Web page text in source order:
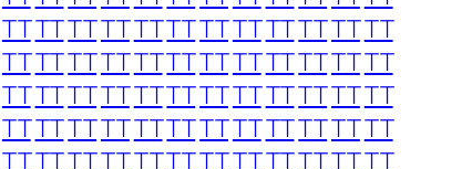
TTTTTTTTTTTTTTTTTTTTTTTT
TTTTTTTTTTTTTTTTTTTTTTTT
TTTTTTTTTTTTTTTTTTTTTTTT
TTTTTTTTTTTTTTTTTTTTTTTT
TTTTTTTTTTTTTTTTTTTTTTTT